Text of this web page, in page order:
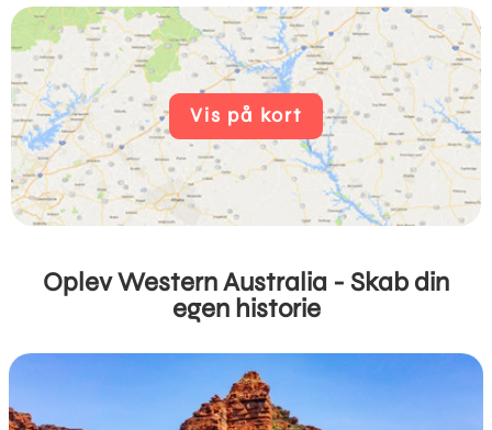
Vis på kort
Oplev Western Australia - Skab din
egen historie